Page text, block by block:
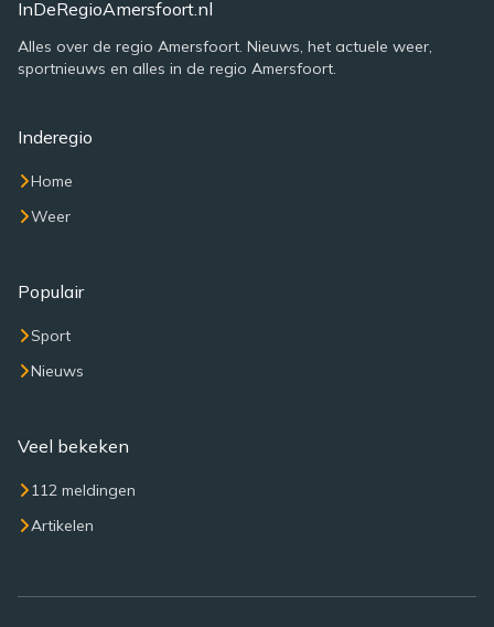
InDeRegioAmersfoort.nl
Alles over de regio Amersfoort. Nieuws, het actuele weer,
sportnieuws en alles in de regio Amersfoort.
Inderegio
Home
Weer
Populair
Sport
Nieuws
Veel bekeken
112 meldingen
Artikelen